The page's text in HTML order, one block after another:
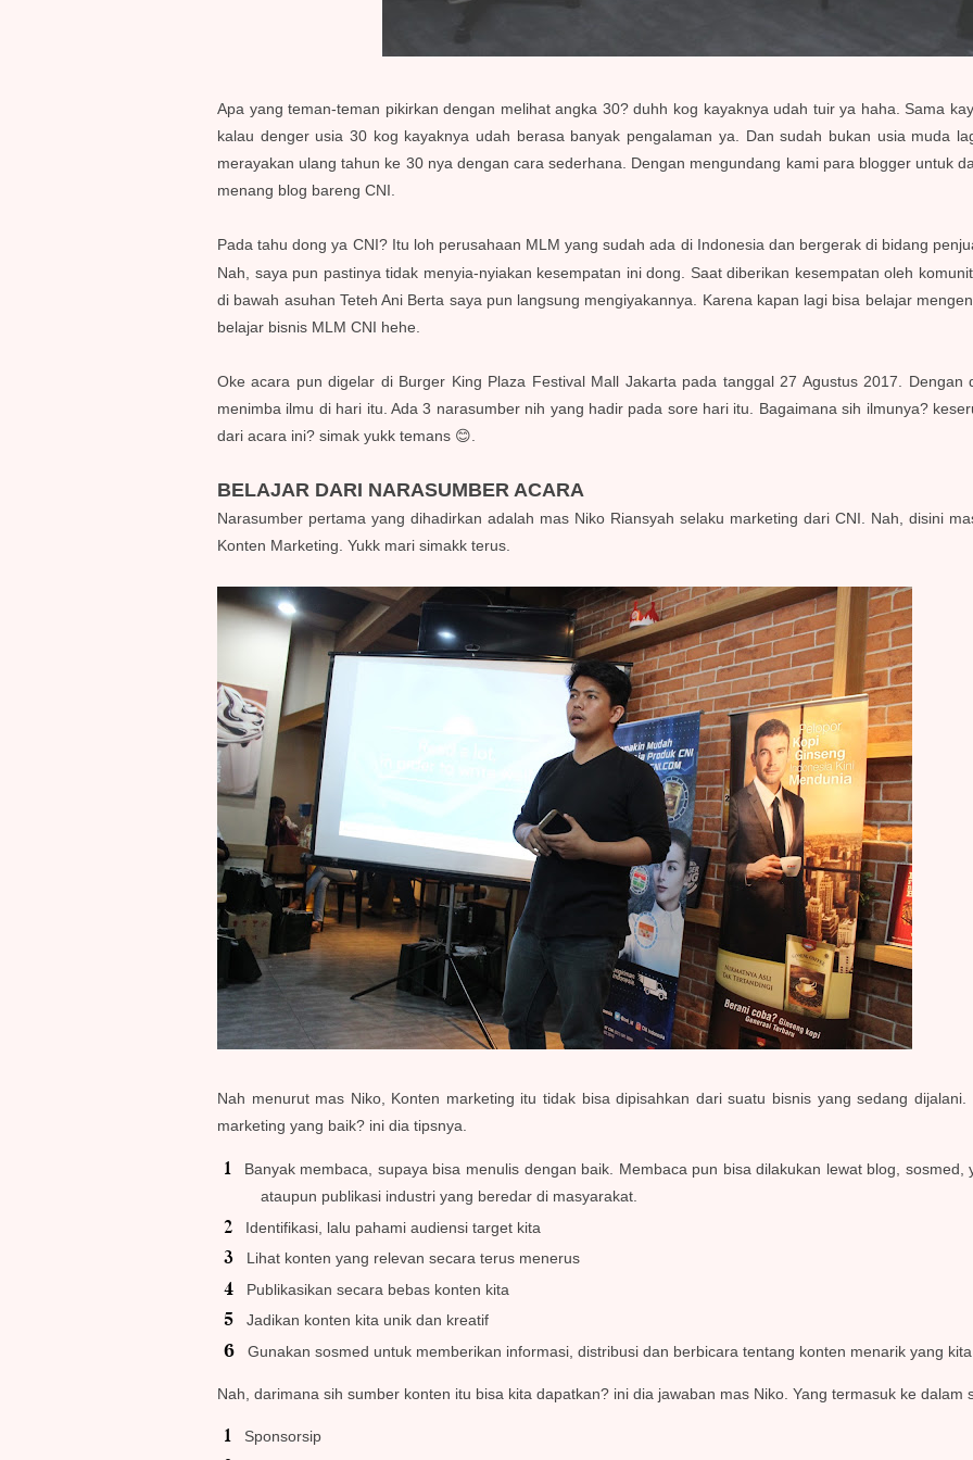
Apa yang teman-teman pikirkan dengan melihat angka 30? duhh kog kayaknya udah tuir ya haha. Sama
kalau denger usia 30 kog kayaknya udah berasa banyak pengalaman ya. Dan sudah bukan usia muda
merayakan ulang tahun ke 30 nya dengan cara sederhana. Dengan mengundang kami para blogger untuk
menang blog bareng CNI.
Pada tahu dong ya CNI? Itu loh perusahaan MLM yang sudah ada di Indonesia dan bergerak di bidang
Nah, saya pun pastinya tidak menyia-nyiakan kesempatan ini dong. Saat diberikan kesempatan oleh
di bawah asuhan Teteh Ani Berta saya pun langsung mengiyakannya. Karena kapan lagi bisa belajar
belajar bisnis MLM CNI hehe.
Oke acara pun digelar di Burger King Plaza Festival Mall Jakarta pada tanggal 27 Agustus 2017. Dengan
menimba ilmu di hari itu. Ada 3 narasumber nih yang hadir pada sore hari itu. Bagaimana sih ilmunya?
dari acara ini? simak yukk temans 😊.
BELAJAR DARI NARASUMBER ACARA
Narasumber pertama yang dihadirkan adalah mas Niko Riansyah selaku marketing dari CNI. Nah, disini
Konten Marketing. Yukk mari simakk terus.
Nah menurut mas Niko, Konten marketing itu tidak bisa dipisahkan dari suatu bisnis yang sedang
marketing yang baik? ini dia tipsnya.
Banyak membaca, supaya bisa menulis dengan baik. Membaca pun bisa dilakukan lewat blog, sosmed,
ataupun publikasi industri yang beredar di masyarakat.
Identifikasi, lalu pahami audiensi target kita
Lihat konten yang relevan secara terus menerus
Publikasikan secara bebas konten kita
Jadikan konten kita unik dan kreatif
Gunakan sosmed untuk memberikan informasi, distribusi dan berbicara tentang konten menarik yang
Nah, darimana sih sumber konten itu bisa kita dapatkan? ini dia jawaban mas Niko. Yang termasuk ke dalam
Sponsorsip